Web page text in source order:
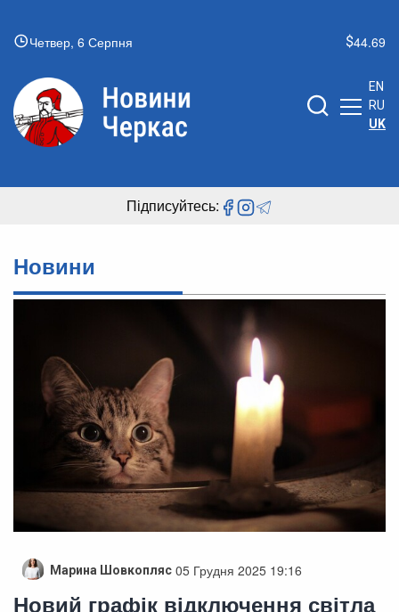
Четвер, 6 Серпня 44.69
EN
RU
UK
Підписуйтесь:
Новини
Марина Шовкопляс 05 Грудня 2025 19:16
Новий графік відключення світла